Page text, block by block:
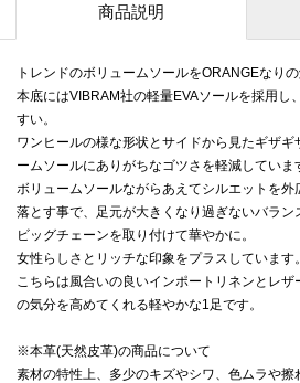
商品説明
トレンドのボリュームソールをORANGEなりの
本底にはVIBRAM社の軽量EVAソールを採用し
すい。
ワンヒールの様な形状とサイドから見たギザギ
ームソールにありがちなゴツさを軽減していま
ボリュームソールながらあえてシルエットを
落とす事で、足元が大きくなり過ぎないバラン
ビッグチェーンを取り付けて華やかに。
女性らしさとリッチな印象をプラスしています。
こちらは風合いの良いインポートリネンとレ
の気分を高めてくれる軽やかな1足です。
※本革(天然皮革)の商品について
素材の特性上、多少のキズやシワ、色ムラや擦